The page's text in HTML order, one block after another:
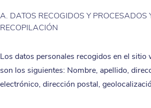
A. DATOS RECOGIDOS Y PROCESADOS
RECOPILACIÓN
Los datos personales recogidos en el
son los siguientes: Nombre, apellido,
electrónico, dirección postal,